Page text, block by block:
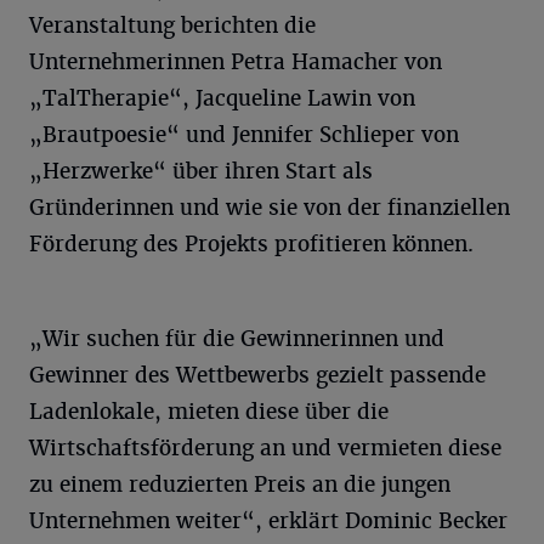
Veranstaltung berichten die
Unternehmerinnen Petra Hamacher von
„TalTherapie“, Jacqueline Lawin von
„Brautpoesie“ und Jennifer Schlieper von
„Herzwerke“ über ihren Start als
Gründerinnen und wie sie von der finanziellen
Förderung des Projekts profitieren können.
„Wir suchen für die Gewinnerinnen und
Gewinner des Wettbewerbs gezielt passende
Ladenlokale, mieten diese über die
Wirtschaftsförderung an und vermieten diese
zu einem reduzierten Preis an die jungen
Unternehmen weiter“, erklärt Dominic Becker